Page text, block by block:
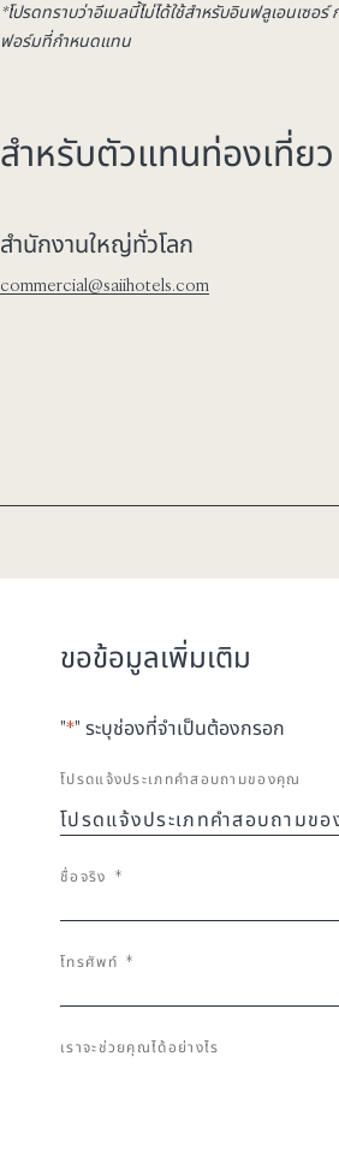
*โปรดทราบว่าอีเมลนี้ไม่ได้ใช้สำหรับอินฟลูเอนเซอ
ฟอร์มที่กำหนดแทน
สำหรับตัวแทนท่องเที่ยว
สำนักงานใหญ่ทั่วโลก
commercial@saiihotels.com
ขอข้อมูลเพิ่มเติม
"*" ระบุช่องที่จำเป็นต้องกรอก
โปรดแจ้งประเภทคำสอบถามของคุณ
ชื่อจริง *
โทรศัพท์ *
เราจะช่วยคุณได้อย่างไร